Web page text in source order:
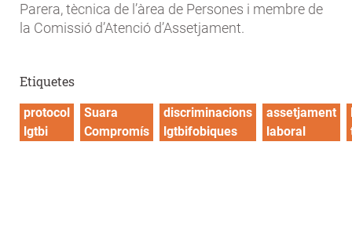
Parera, tècnica de l’àrea de Persones i membre de
la Comissió d’Atenció d’Assetjament.
Etiquetes
protocol
lgtbi
Suara
Compromís
discriminacions
lgtbifobiques
assetjament
laboral